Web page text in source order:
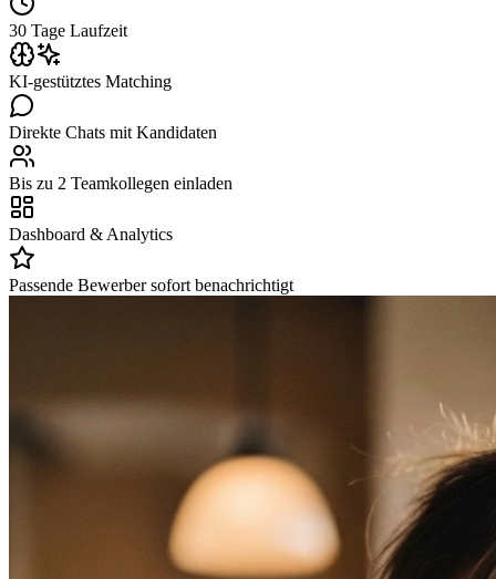
30 Tage Laufzeit
KI-gestütztes Matching
Direkte Chats mit Kandidaten
Bis zu 2 Teamkollegen einladen
Dashboard & Analytics
Passende Bewerber sofort benachrichtigt